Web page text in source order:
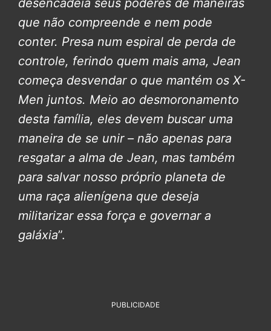
desencadeia seus poderes de maneiras
que não compreende e nem pode
conter. Presa num espiral de perda de
controle, ferindo quem mais ama, Jean
começa desvendar o que mantém os X-
Men juntos. Meio ao desmoronamento
desta família, eles devem buscar uma
maneira de se unir – não apenas para
resgatar a alma de Jean, mas também
para salvar nosso próprio planeta de
uma raça alienígena que deseja
militarizar essa força e governar a
galáxia”.
PUBLICIDADE